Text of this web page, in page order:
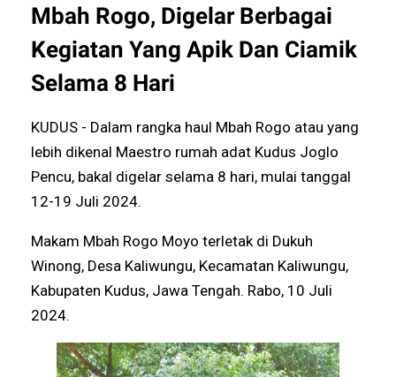
Mbah Rogo, Digelar Berbagai
Kegiatan Yang Apik Dan Ciamik
Selama 8 Hari
KUDUS - Dalam rangka haul Mbah Rogo atau yang
lebih dikenal Maestro rumah adat Kudus Joglo
Pencu, bakal digelar selama 8 hari, mulai tanggal
12-19 Juli 2024.
Makam Mbah Rogo Moyo terletak di Dukuh
Winong, Desa Kaliwungu, Kecamatan Kaliwungu,
Kabupaten Kudus, Jawa Tengah. Rabo, 10 Juli
2024.